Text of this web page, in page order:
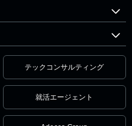
テックコンサルティング
就活エージェント